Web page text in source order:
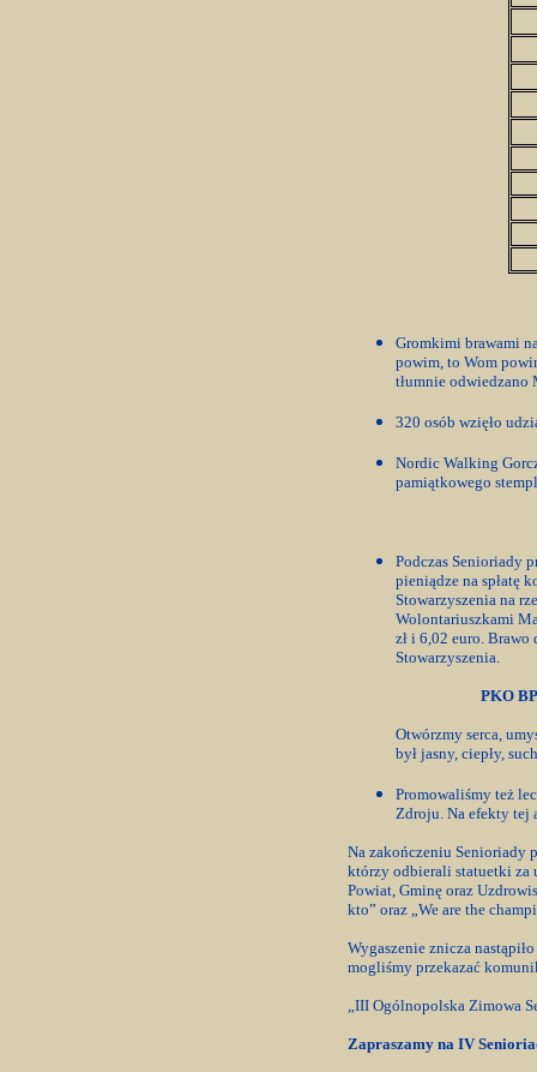
Gromkimi brawami
powim, to Wom
tłumnie odwiedzano
320 osób wzięło
Nordic Walking
pamiątkowego
Podczas Senioriady
pieniądze na spłatę
Stowarzyszenia na
Wolontariuszkami
zł i 6,02 euro.
Stowarzyszenia.
PKO
Otwórzmy serca,
był jasny, ciepły,
Promowaliśmy też
Zdroju. Na efekty tej
Na zakończeniu Senioriady
którzy odbierali statuetki za
Powiat, Gminę oraz
kto” oraz „We are the
Wygaszenie znicza
mogliśmy przekazać
„III Ogólnopolska Zimowa
Zapraszamy na IV